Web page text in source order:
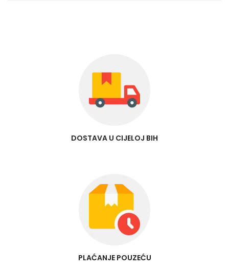
DOSTAVA U CIJELOJ BIH
PLAĆANJE POUZEĆU